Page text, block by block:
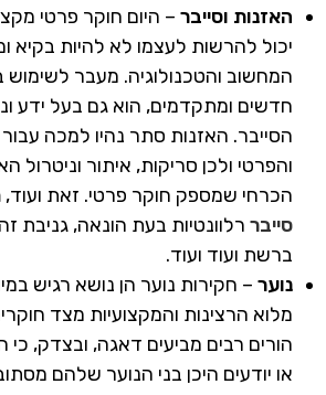
האזנות וסייבר – היום חוקר פרטי
יכול להרשות לעצמו לא להיות בקיא
המחשוב והטכנולוגיה. מעבר לשימוש
חדשים ומתקדמים, הוא גם בעל ידע
הסייבר. האזנות סתר נהיו למכה
והפרטי ולכן סריקות, איתור וניטרול
הכרחי שמספק חוקר פרטי. זאת ועוד,
סייבר רלוונטיות בעת הונאה, גניבת
ברשת ועוד ועוד.
נוער – חקירות נוער הן נושא רגיש
מלוא הרצינות והמקצועיות מצד
הורים רבים מביעים דאגה, ובצדק, כי
או יודעים היכן בני הנוער שלהם